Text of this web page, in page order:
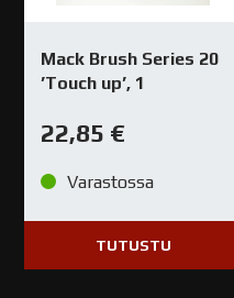
Mack Brush Series 20
’Touch up’, 1
22,85 €
Varastossa
TUTUSTU